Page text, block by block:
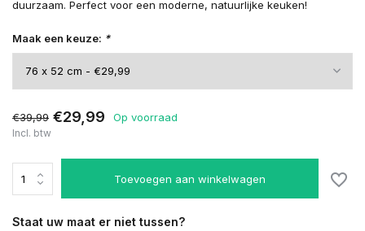
duurzaam. Perfect voor een moderne, natuurlijke keuken!
Maak een keuze: *
€39,99 €29,99 Op voorraad
Incl. btw
Toevoegen aan winkelwagen
Staat uw maat er niet tussen?